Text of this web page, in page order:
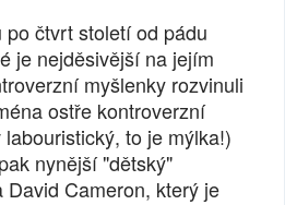
čtvrt století od pádu
je nejděsivější na jejím
myšlenky rozvinuli
ostře kontroverzní
to je mýlka!)
nynější "dětský"
Cameron, který je